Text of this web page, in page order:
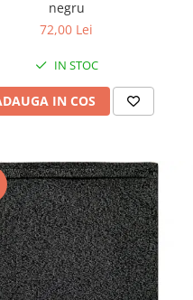
negru
72,00 Lei
IN STOC
IN COS